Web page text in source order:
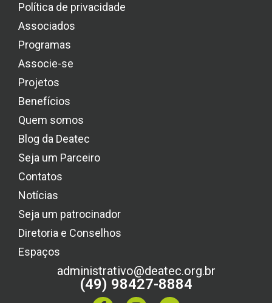
Política de privacidade
Associados
Programas
Associe-se
Projetos
Benefícios
Quem somos
Blog da Deatec
Seja um Parceiro
Contatos
Notícias
Seja um patrocinador
Diretoria e Conselhos
Espaços
administrativo@deatec.org.br
(49) 98427-8884